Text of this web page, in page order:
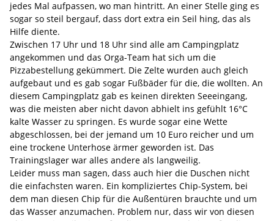
jedes Mal aufpassen, wo man hintritt. An einer Stelle ging es
sogar so steil bergauf, dass dort extra ein Seil hing, das als
Hilfe diente.
Zwischen 17 Uhr und 18 Uhr sind alle am Campingplatz
angekommen und das Orga-Team hat sich um die
Pizzabestellung gekümmert. Die Zelte wurden auch gleich
aufgebaut und es gab sogar Fußbäder für die, die wollten. An
diesem Campingplatz gab es keinen direkten Seeeingang,
was die meisten aber nicht davon abhielt ins gefühlt 16°C
kalte Wasser zu springen. Es wurde sogar eine Wette
abgeschlossen, bei der jemand um 10 Euro reicher und um
eine trockene Unterhose ärmer geworden ist. Das
Trainingslager war alles andere als langweilig.
Leider muss man sagen, dass auch hier die Duschen nicht
die einfachsten waren. Ein kompliziertes Chip-System, bei
dem man diesen Chip für die Außentüren brauchte und um
das Wasser anzumachen. Problem nur, dass wir von diesen